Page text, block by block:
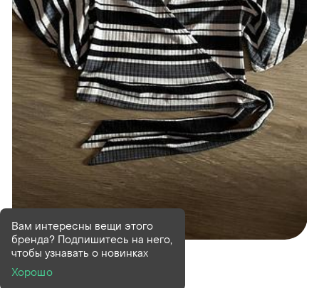
В наличии 1 шт
Топ new look
Вам интересны вещи этого
бренда? Подпишитесь на него,
чтобы узнавать о новинках
Хорошо